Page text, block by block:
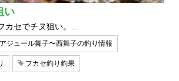
い
カセでチヌ狙い。…
アジュール舞子〜西舞子の釣り情報
フカセ釣り釣果